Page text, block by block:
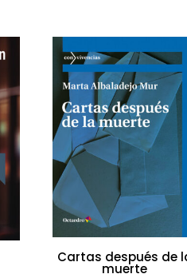
Cartas después de
muerte